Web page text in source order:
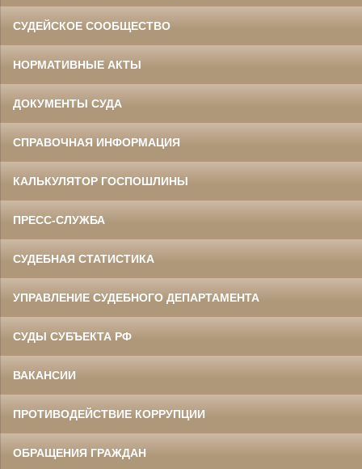
СУДЕЙСКОЕ СООБЩЕСТВО
НОРМАТИВНЫЕ АКТЫ
ДОКУМЕНТЫ СУДА
СПРАВОЧНАЯ ИНФОРМАЦИЯ
КАЛЬКУЛЯТОР ГОСПОШЛИНЫ
ПРЕСС-СЛУЖБА
СУДЕБНАЯ СТАТИСТИКА
УПРАВЛЕНИЕ СУДЕБНОГО ДЕПАРТАМЕНТА
СУДЫ СУБЪЕКТА РФ
ВАКАНСИИ
ПРОТИВОДЕЙСТВИЕ КОРРУПЦИИ
ОБРАЩЕНИЯ ГРАЖДАН